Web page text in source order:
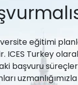
eğitimi
ICES Turkey
başvuru